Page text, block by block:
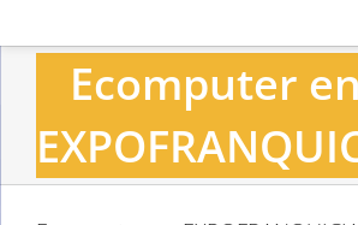
al
contenidoEcomputer en